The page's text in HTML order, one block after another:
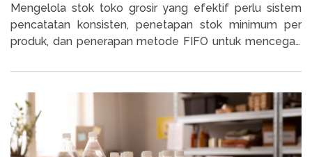
Mengelola stok toko grosir yang efektif perlu sistem
pencatatan konsisten, penetapan stok minimum per
produk, dan penerapan metode FIFO untuk mencegah